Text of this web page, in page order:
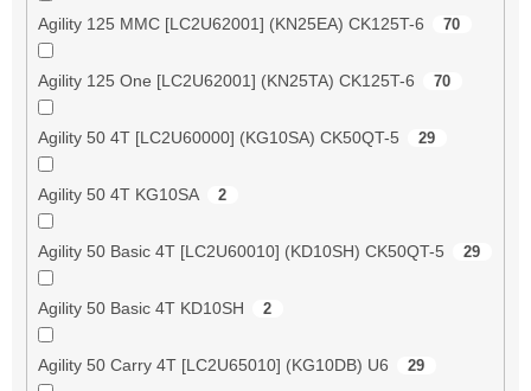
Agility 125 MMC [LC2U62001] (KN25EA) CK125T-6 70
Agility 125 One [LC2U62001] (KN25TA) CK125T-6 70
Agility 50 4T [LC2U60000] (KG10SA) CK50QT-5 29
Agility 50 4T KG10SA 2
Agility 50 Basic 4T [LC2U60010] (KD10SH) CK50QT-5 29
Agility 50 Basic 4T KD10SH 2
Agility 50 Carry 4T [LC2U65010] (KG10DB) U6 29